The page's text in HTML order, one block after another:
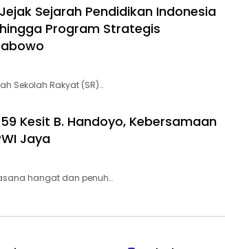
Sejarah Pendidikan Indonesia
Program Strategis
Sekolah Rakyat (SR)…
Kesit B. Handoyo, Kebersamaan
Jaya
hangat dan penuh…